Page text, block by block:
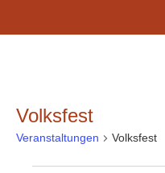
Volksfest
Veranstaltungen Volksfest